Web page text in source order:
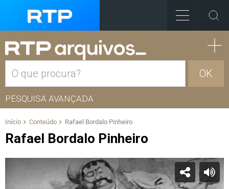
OK
PESQUISA AVANÇADA
Início Conteúdo Rafael Bordalo Pinheiro
Rafael Bordalo Pinheiro